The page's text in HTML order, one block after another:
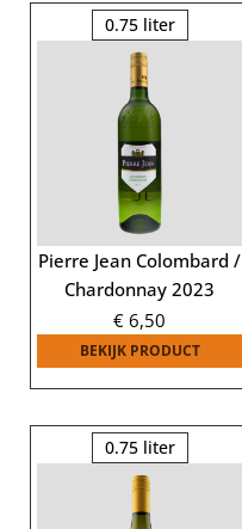
0.75 liter
Pierre Jean Colombard /
Chardonnay 2023
€ 6,50
BEKIJK PRODUCT
0.75 liter